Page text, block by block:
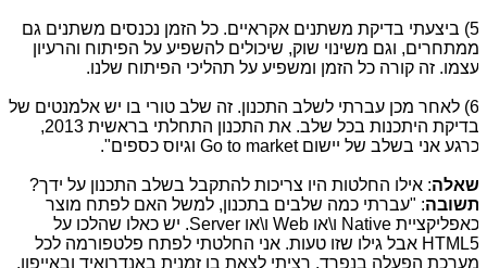
5) ביצעתי בדיקת משתנים אקראיים. כל הזמן נכנסים משתנים גם
ממתחרים, וגם משינוי שוק, שיכולים להשפיע על הפיתוח והרעיון
עצמו. זה קורה כל הזמן ומשפיע על תהליכי הפיתוח שלנו.
6) לאחר מכן עברתי לשלב התכנון. זה שלב טורי בו יש אלמנטים של
בדיקת היתכנות בכל שלב. את התכנון התחלתי בראשית 2013,
כרגע אני בשלב של יישוםGo to marketוגיוס כספים".
שאלה: אילו החלטות היו צריכות להתקבל בשלב התכנון על ידך?
תשובה: "עברתי כמה שלבים בתכנון, למשל האם לפתח מוצר
כאפליקצייתNativeו\אוWebו\אוServer. יש כאלו שהלכו על
HTML5אבל גילו שזו טעות. אני החלטתי לפתח פלטפורמה לכל
מערכת הפעלה בנפרד. רציתי לצאת בו זמנית באנדרואיד ובאייפון.